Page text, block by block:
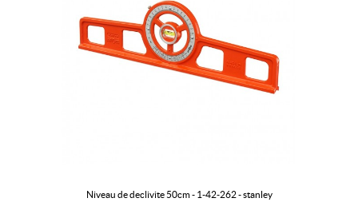
niveau de declivite 50cm - 1-42-262 - stanley